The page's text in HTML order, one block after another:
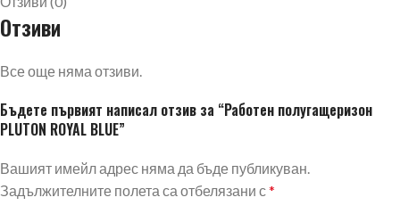
Отзиви
Все още няма отзиви.
Бъдете първият написал отзив за “Работен полугащеризон
PLUTON ROYAL BLUE”
Вашият имейл адрес няма да бъде публикуван.
Задължителните полета са отбелязани с*